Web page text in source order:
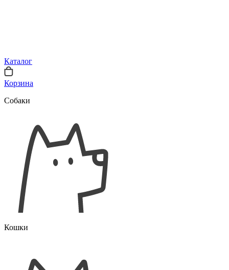
Каталог
Корзина
Собаки
Кошки